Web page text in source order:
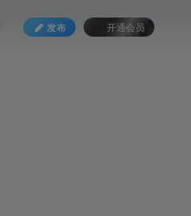
发布 开通会员